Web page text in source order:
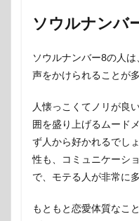
ソウルナンバ
ソウルナンバー8の人
声をかけられることが
人懐っこくてノリが良
囲を盛り上げるムード
ず人から好かれるでし
性も、コミュニケーシ
で、モテる人が非常に多
もともと恋愛体質なこ